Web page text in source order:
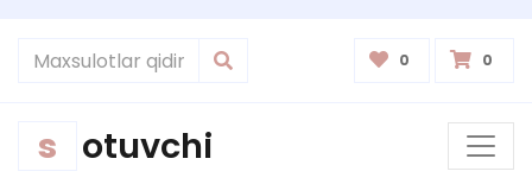
0 0
s otuvchi